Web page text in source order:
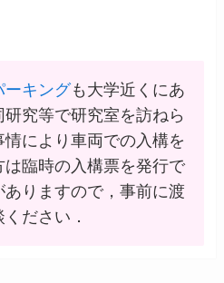
ーキングも大学近くにあ
研究等で研究室を訪ねら
により車両での入構を
は臨時の入構票を発行で
ありますので，事前に渡
ださい．